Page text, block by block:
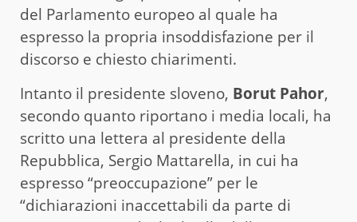
del Parlamento europeo al quale ha
espresso la propria insoddisfazione per il
discorso e chiesto chiarimenti.
Intanto il presidente sloveno, Borut Pahor,
secondo quanto riportano i media locali, ha
scritto una lettera al presidente della
Repubblica, Sergio Mattarella, in cui ha
espresso “preoccupazione” per le
“dichiarazioni inaccettabili da parte di